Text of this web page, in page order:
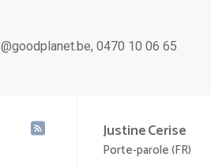
0470 10 06 65
JustineCerise
Porte-parole (FR)